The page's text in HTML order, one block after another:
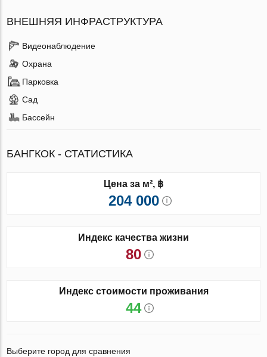
ВНЕШНЯЯ ИНФРАСТРУКТУРА
Видеонаблюдение
Охрана
Парковка
Сад
Бассейн
БАНГКОК - СТАТИСТИКА
Цена за м², ฿
204 000
Индекс качества жизни
80
Индекс стоимости проживания
44
Выберите город для сравнения